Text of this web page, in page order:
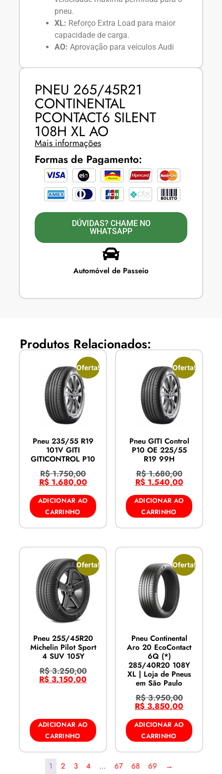
pneu.
XL: Reforço Extra Load para maior
capacidade de carga.
AO: Aprovação para veículos Audi
PNEU 265/45R21
CONTINENTAL
PCONTACT6 SILENT
108H XL AO
Mais informações
Formas de Pagamento:
DÚVIDAS? CHAME NO
WHATSAPP
Automóvel de Passeio
Produtos Relacionados:
Oferta!
Pneu 235/55 R19
101V GITI
GITICONTROL P10
R$1.750,00
R$1.680,00
ADICIONAR AO
CARRINHO
Oferta!
Pneu GITI Control
P10 OE 225/55
R19 99H
R$1.680,00
R$1.540,00
ADICIONAR AO
CARRINHO
Oferta!
Pneu 255/45R20
Michelin Pilot Sport
4 SUV 105Y
R$3.250,00
R$ 3.150,00
ADICIONAR AO
CARRINHO
Oferta!
Pneu Continental
Aro 20 EcoContact
6Q (*)
285/40R20 108Y
XL | Loja de Pneus
em São Paulo
R$3.950,00
R$ 3.850,00
ADICIONAR AO
CARRINHO
1 2 3 4 … 67 68 69 →